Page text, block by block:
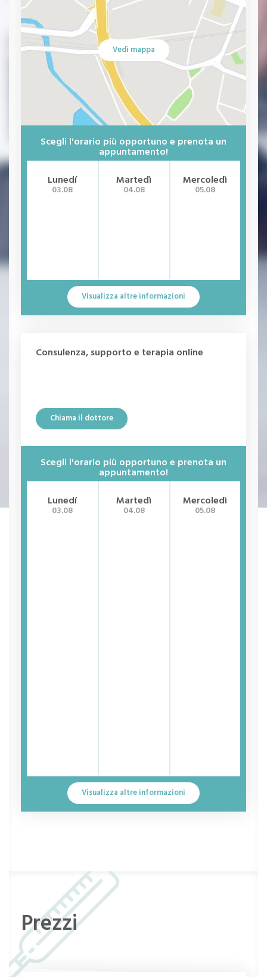
Attacco di panico
Mobbing
Narcisismo
Disturbi psicosomatici
Disturbi della personalità
Disturbi alimentari
Insonnia
Enuresi
Incapacità di eiaculare
Problemi comportamentali
Rabbia
Psicologia pediatrica
Psicologia del femminile
Psicologia della gravidanza
Lutto perinatale
sconforto
Mutismo
Break-down adolescenziale
Masochismo
secchezza vaginale
Vedi mappa
Scegli l'orario più opportuno e prenota un
appuntamento!
Lunedí
03.08
Martedì
04.08
Mercoledì
05.08
Visualizza altre informazioni
Consulenza, supporto e terapia online
Chiama il dottore
Scegli l'orario più opportuno e prenota un
appuntamento!
Lunedí
03.08
Martedì
04.08
Mercoledì
05.08
Visualizza altre informazioni
Prezzi